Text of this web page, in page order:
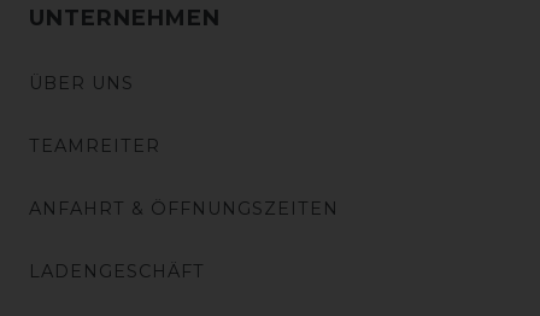
UNTERNEHMEN
ÜBER UNS
TEAMREITER
ANFAHRT & ÖFFNUNGSZEITEN
LADENGESCHÄFT